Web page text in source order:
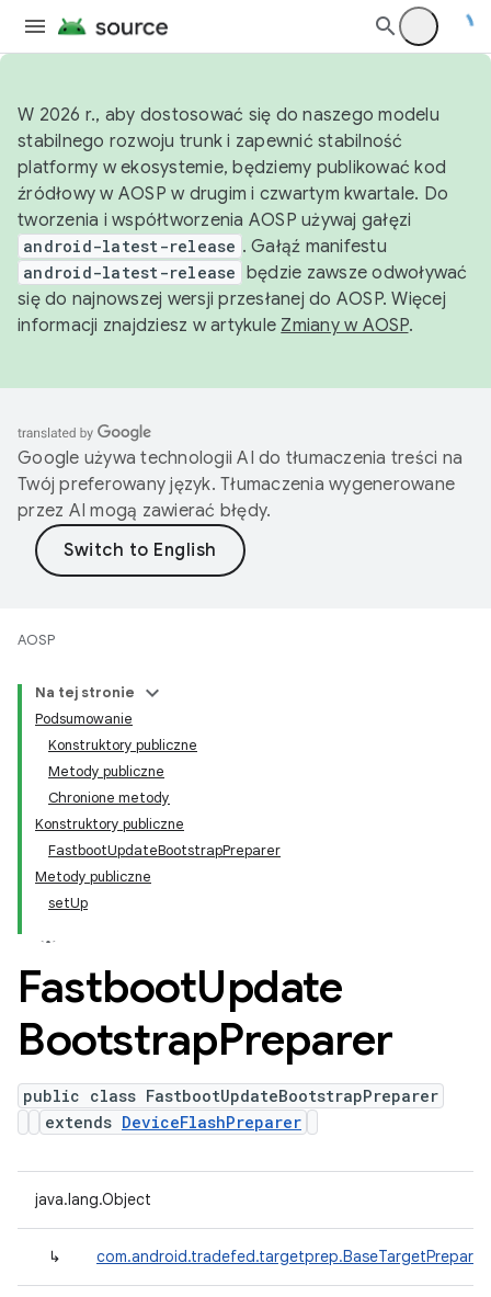
W 2026 r., aby dostosować się do naszego modelu
stabilnego rozwoju trunk i zapewnić stabilność
platformy w ekosystemie, będziemy publikować kod
źródłowy w AOSP w drugim i czwartym kwartale. Do
tworzenia i współtworzenia AOSP używaj gałęzi
android-latest-release . Gałąź manifestu
android-latest-release będzie zawsze odwoływać
się do najnowszej wersji przesłanej do AOSP. Więcej
informacji znajdziesz w artykule Zmiany w AOSP.
Google używa technologii AI do tłumaczenia treści na
Twój preferowany język. Tłumaczenia wygenerowane
przez AI mogą zawierać błędy.
AOSP
Na tej stronie
Podsumowanie
Konstruktory publiczne
Metody publiczne
Chronione metody
Konstruktory publiczne
FastbootUpdateBootstrapPreparer
Metody publiczne
setUp
FastbootUpdate
BootstrapPreparer
public class FastbootUpdateBootstrapPreparer
extends DeviceFlashPreparer
java.lang.Object
↳ com.android.tradefed.targetprep.BaseTargetPreparer